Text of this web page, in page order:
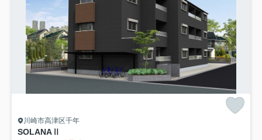
川崎市高津区千年
SOLANAⅡ